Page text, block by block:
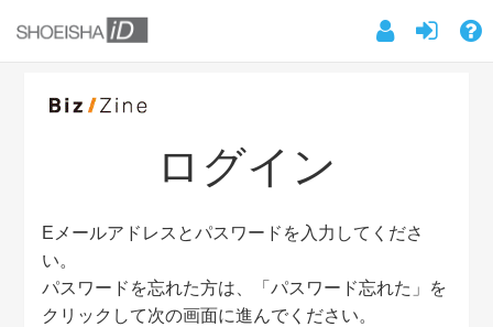
ログイン
Eメールアドレスとパスワードを入力してくださ
い。
パスワードを忘れた方は、「パスワード忘れた」を
クリックして次の画面に進んでください。